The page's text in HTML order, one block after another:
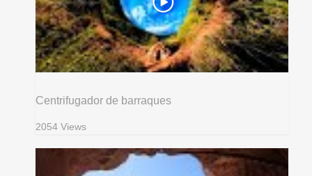
Centrifugador de barraques
2054 Views